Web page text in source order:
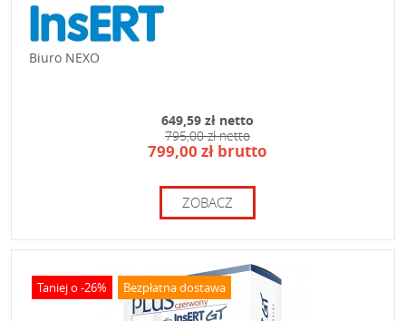
Biuro NEXO
649,59 zł netto
795,00 zł netto
799,00 zł brutto
ZOBACZ
Taniej o -26% Bezpłatna dostawa